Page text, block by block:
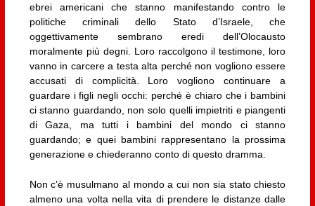
ebrei americani che stanno manifestando contro le
politiche criminali dello Stato d’Israele, che
oggettivamente sembrano eredi dell’Olocausto
moralmente più degni. Loro raccolgono il testimone, loro
vanno in carcere a testa alta perché non vogliono essere
accusati di complicità. Loro vogliono continuare a
guardare i figli negli occhi: perché è chiaro che i bambini
ci stanno guardando, non solo quelli impietriti e piangenti
di Gaza, ma tutti i bambini del mondo ci stanno
guardando; e quei bambini rappresentano la prossima
generazione e chiederanno conto di questo dramma.
Non c’è musulmano al mondo a cui non sia stato chiesto
almeno una volta nella vita di prendere le distanze dalle